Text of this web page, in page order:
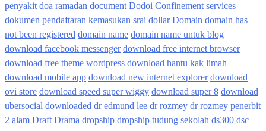
penyakit doa ramadan document Dodoi Confinement services
dokumen pendaftaran kemasukan srai dollar Domain domain has
not been registered domain name domain name untuk blog
download facebook messenger download free internet browser
download free theme wordpress download hantu kak limah
download mobile app download new internet explorer download
ovi store download speed super wiggy download super 8 download
ubersocial downloaded dr edmund lee dr rozmey dr rozmey penerbit
2 alam Draft Drama dropship dropship tudung sekolah ds300 dsc